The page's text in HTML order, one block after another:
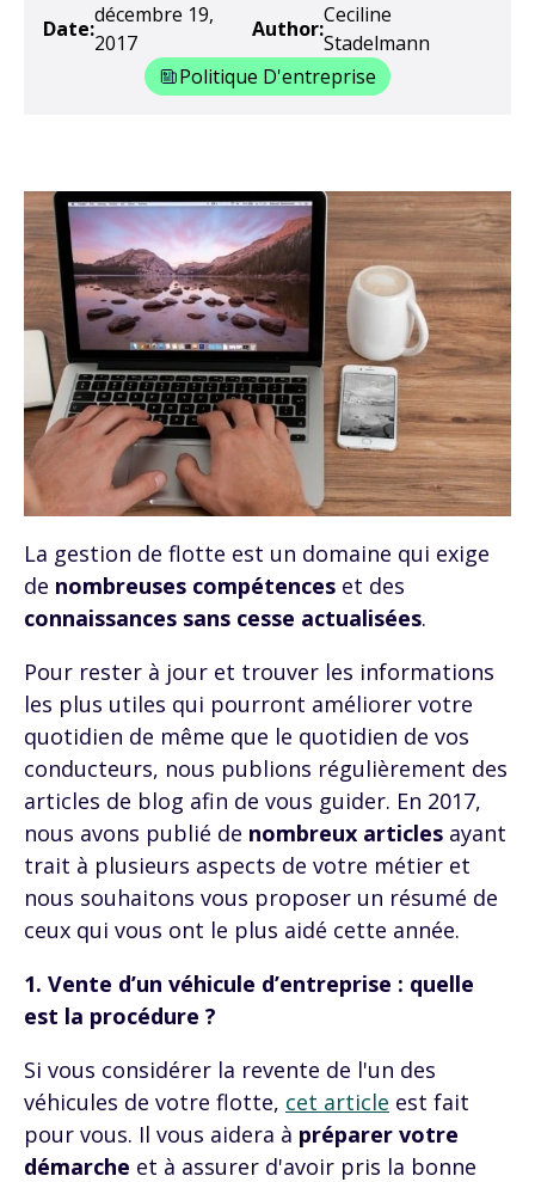
Date:
décembre 19,
2017
Author:
Ceciline
Stadelmann
Politique D'entreprise
La gestion de flotte est un domaine qui exige
de nombreuses compétences et des
connaissances sans cesse actualisées.
Pour rester à jour et trouver les informations
les plus utiles qui pourront améliorer votre
quotidien de même que le quotidien de vos
conducteurs, nous publions régulièrement des
articles de blog afin de vous guider. En 2017,
nous avons publié de nombreux articles ayant
trait à plusieurs aspects de votre métier et
nous souhaitons vous proposer un résumé de
ceux qui vous ont le plus aidé cette année.
1. Vente d’un véhicule d’entreprise : quelle
est la procédure ?
Si vous considérer la revente de l'un des
véhicules de votre flotte, cet article est fait
pour vous. Il vous aidera à préparer votre
démarche et à assurer d'avoir pris la bonne